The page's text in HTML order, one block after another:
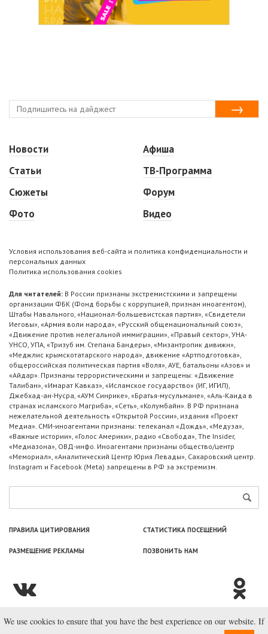
Новости
Статьи
Сюжеты
Фото
Афиша
ТВ-Программа
Форум
Видео
Условия использования веб-сайта и политика конфиденциальности и
персональных данных
Политика использования cookies
Для читателей: В России признаны экстремистскими и запрещены
организации ФБК (Фонд борьбы с коррупцией, признан иноагентом),
Штабы Навального, «Национал-большевистская партия», «Свидетели
Иеговы», «Армия воли народа», «Русский общенациональный союз»,
«Движение против нелегальной иммиграции», «Правый сектор», УНА-
УНСО, УПА, «Тризуб им. Степана Бандеры», «Мизантропик дивижн»,
«Меджлис крымскотатарского народа», движение «Артподготовка»,
общероссийская политическая партия «Воля», АУЕ, батальоны «Азов» и
«Айдар». Признаны террористическими и запрещены: «Движение
Талибан», «Имарат Кавказ», «Исламское государство» (ИГ, ИГИЛ),
Джебхад-ан-Нусра, «АУМ Синрике», «Братья-мусульмане», «Аль-Каида в
странах исламского Магриба», «Сеть», «Колумбайн». В РФ признана
нежелательной деятельность «Открытой России», издания «Проект
Медиа». СМИ-иноагентами признаны: телеканал «Дождь», «Медуза»,
«Важные истории», «Голос Америки», радио «Свобода», The Insider,
«Медиазона», ОВД-инфо. Иноагентами признаны общество/центр
«Мемориал», «Аналитический Центр Юрия Левады», Сахаровский центр.
Instagram и Facebook (Metа) запрещены в РФ за экстремизм.
ПРАВИЛА ЦИТИРОВАНИЯ СТАТИСТИКА ПОСЕЩЕНИЙ
РАЗМЕЩЕНИЕ РЕКЛАМЫ ПОЗВОНИТЬ НАМ
© ООО «Лаборатория Новоcтей», 2003—2026.
We use cookies to ensure that you have the best experience on our website. If